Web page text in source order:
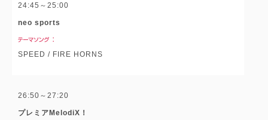
24:45～25:00
neo sports
SPEED / FIRE HORNS
26:50～27:20
プレミアMelodiX！